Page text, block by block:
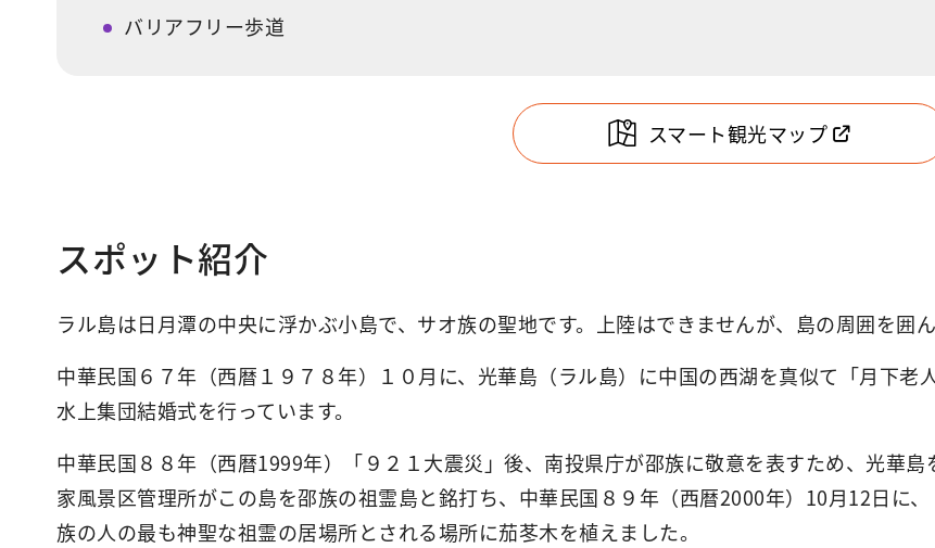
バリアフリー歩道
スマート観光マップ
スポット紹介
ラル島は日月潭の中央に浮かぶ小島で、サオ族の聖地です。上陸はできませんが、島の周囲を囲
中華民国６７年（西暦１９７８年）１０月に、光華島（ラル島）に中国の西湖を真似て「月下
水上集団結婚式を行っています。
中華民国８８年（西暦1999年）「９２１大震災」後、南投県庁が邵族に敬意を表すため、光華
家風景区管理所がこの島を邵族の祖霊島と銘打ち、中華民国８９年（西暦2000年）10月12日に
族の人の最も神聖な祖霊の居場所とされる場所に茄苳木を植えました。